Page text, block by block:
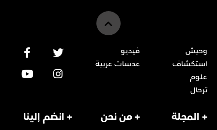
وحيش
استكشاف
علوم
ترحال
فيديو
عدسات عربية
+ المجلة + من نحن + انضم إلينا